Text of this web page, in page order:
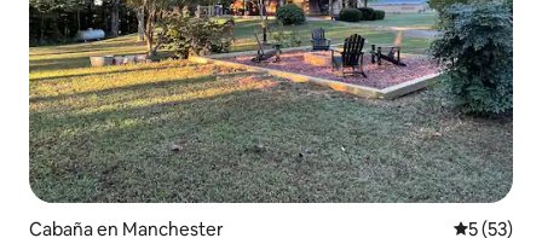
Cabaña en Manchester
5 (53)